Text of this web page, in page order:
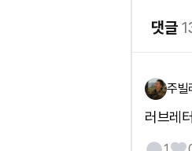
댓글
주빌
러브레